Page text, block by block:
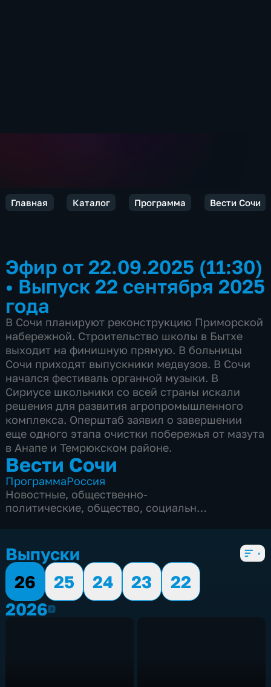
Главная Каталог Программа Вести Сочи
Эфир от 22.09.2025 (11:30)
• Выпуск 22 сентября 2025
года
В Сочи планируют реконструкцию Приморской
набережной. Строительство школы в Бытхе
выходит на финишную прямую. В больницы
Сочи приходят выпускники медвузов. В Сочи
начался фестиваль органной музыки. В
Сириусе школьники со всей страны искали
решения для развития агропромышленного
комплекса. Оперштаб заявил о завершении
еще одного этапа очистки побережья от мазута
в Анапе и Темрюкском районе.
Вести Сочи
ПрограммаРоссия
Новостные, общественно-
политические, общество, социально-
Выпуски
26
25 24 23
22
20262026